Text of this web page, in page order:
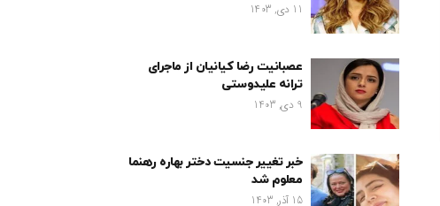
11 دی, 1403
عصبانیت رضا کیانیان از ماجرای
ترانه علیدوستی
9 دی, 1403
خبر تغییر جنسیت دختر بهاره رهنما
معلوم شد
15 آذر, 1403